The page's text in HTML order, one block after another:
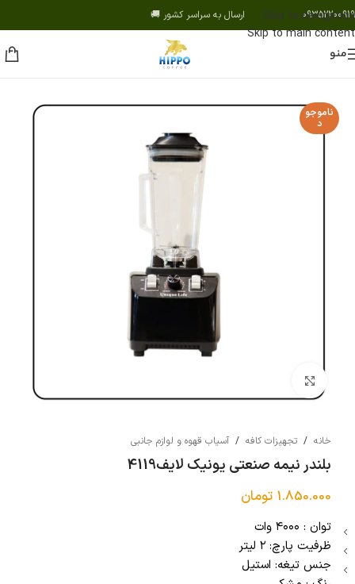
Skip to navigation
Skip to main content
09352200919 ارسال به سراسر کشور 🚚
منو
ناموجو
د
خانه / تجهیزات کافه / آسیاب قهوه و لوازم جانبی
بلندر نیمه صنعتی یونیک لایف4119
1.850.000 تومان
توان : ۴۰۰۰ وات
ظرفیت پارچ: ۲ لیتر
جنس تیغه: استیل